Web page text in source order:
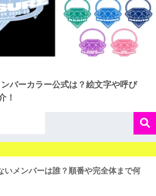
バーカラー公式は？絵文字や呼び
！
いメンバーは誰？順番や完全体まで何